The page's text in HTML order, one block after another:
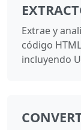
Extrae y
código
incluyendo